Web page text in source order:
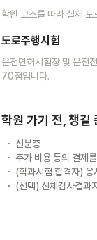
학원 코스를 따라 실제
도로주행시험
운전면허시험장 및 운전
70점입니다.
학원 가기 전, 챙길
신분증
추가 비용 등의 결제
(학과시험 합격자) 응
(선택) 신체검사결과지